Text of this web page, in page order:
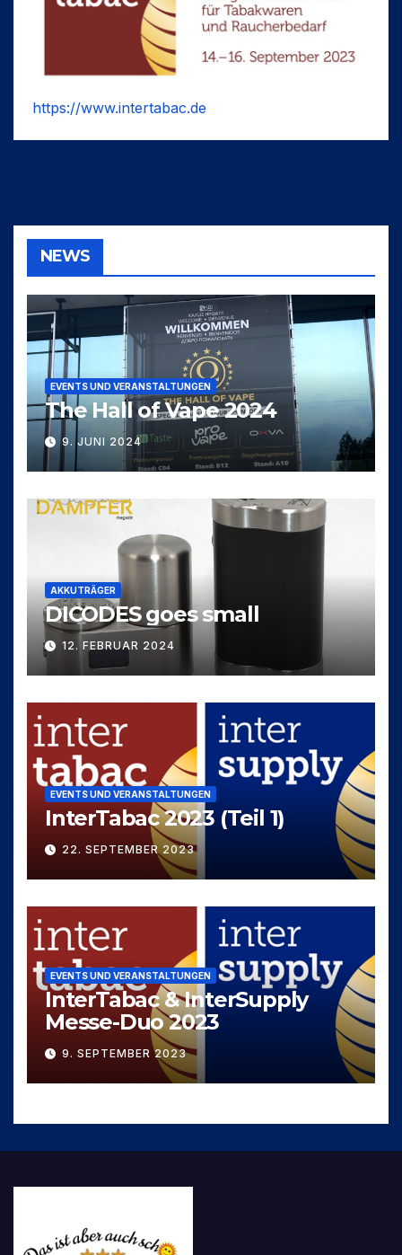
https://www.intertabac.de
NEWS
EVENTS UND VERANSTALTUNGEN
The Hall of Vape 2024
9. JUNI 2024
AKKUTRÄGER
DICODES goes small
12. FEBRUAR 2024
EVENTS UND VERANSTALTUNGEN
InterTabac 2023 (Teil 1)
22. SEPTEMBER 2023
EVENTS UND VERANSTALTUNGEN
InterTabac & InterSupply
Messe-Duo 2023
9. SEPTEMBER 2023